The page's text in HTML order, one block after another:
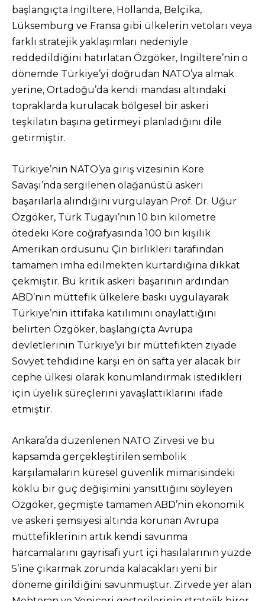
başlangıçta İngiltere, Hollanda, Belçika,
Lüksemburg ve Fransa gibi ülkelerin vetoları veya
farklı stratejik yaklaşımları nedeniyle
reddedildiğini hatırlatan Özgöker, İngiltere’nin o
dönemde Türkiye’yi doğrudan NATO’ya almak
yerine, Ortadoğu’da kendi mandası altındaki
topraklarda kurulacak bölgesel bir askeri
teşkilatın başına getirmeyi planladığını dile
getirmiştir.
Türkiye’nin NATO’ya giriş vizesinin Kore
Savaşı’nda sergilenen olağanüstü askeri
başarılarla alındığını vurgulayan Prof. Dr. Uğur
Özgöker, Türk Tugayı’nın 10 bin kilometre
ötedeki Kore coğrafyasında 100 bin kişilik
Amerikan ordusunu Çin birlikleri tarafından
tamamen imha edilmekten kurtardığına dikkat
çekmiştir. Bu kritik askeri başarının ardından
ABD’nin müttefik ülkelere baskı uygulayarak
Türkiye’nin ittifaka katılımını onaylattığını
belirten Özgöker, başlangıçta Avrupa
devletlerinin Türkiye’yi bir müttefikten ziyade
Sovyet tehdidine karşı en ön safta yer alacak bir
cephe ülkesi olarak konumlandırmak istedikleri
için üyelik süreçlerini yavaşlattıklarını ifade
etmiştir.
Ankara’da düzenlenen NATO Zirvesi ve bu
kapsamda gerçekleştirilen sembolik
karşılamaların küresel güvenlik mimarisindeki
köklü bir güç değişimini yansıttığını söyleyen
Özgöker, geçmişte tamamen ABD’nin ekonomik
ve askeri şemsiyesi altında korunan Avrupa
müttefiklerinin artık kendi savunma
harcamalarını gayrisafi yurt içi hasılalarının yüzde
5’ine çıkarmak zorunda kalacakları yeni bir
döneme girildiğini savunmuştur. Zirvede yer alan